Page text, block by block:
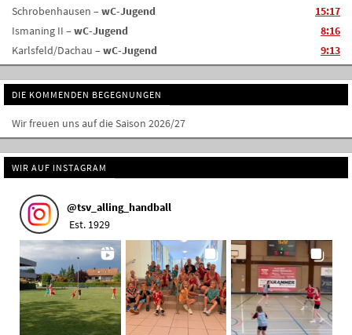
Schrobenhausen –wC-Jugend
15:17
Ismaning II –wC-Jugend
8:16
Karlsfeld/Dachau –wC-Jugend 9:13
DIE KOMMENDEN BEGEGNUNGEN
Wir freuen uns auf die Saison 2026/27
WIR AUF INSTAGRAM
@tsv_alling_handball
Est. 1929